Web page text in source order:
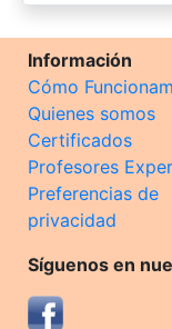
Información
Cómo
Quienes somos
Certificados
Profesores
Preferencias de
privacidad
Síguenos en